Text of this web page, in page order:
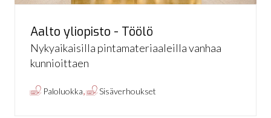
Aalto yliopisto - Töölö
Nykyaikaisilla pintamateriaaleilla vanhaa
kunnioittaen
Paloluokka , Sisäverhoukset